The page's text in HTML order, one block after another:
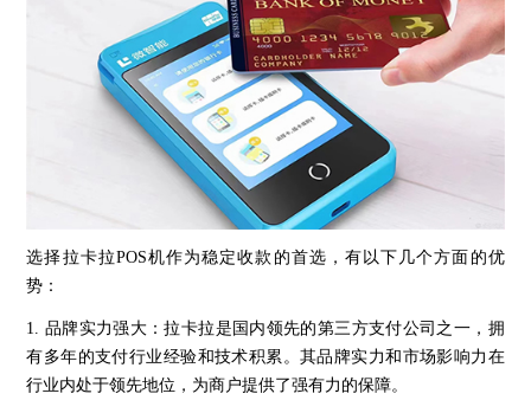
选择拉卡拉POS机作为稳定收款的首选，有以下几个方面的优
势：
1. 品牌实力强大：拉卡拉是国内领先的第三方支付公司之一，拥
有多年的支付行业经验和技术积累。其品牌实力和市场影响力在
行业内处于领先地位，为商户提供了强有力的保障。